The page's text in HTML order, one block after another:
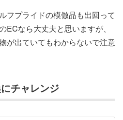
フプライドの模倣品も出回って
ECなら大丈夫と思いますが、
が出ていてもわからないで注意
チャレンジ